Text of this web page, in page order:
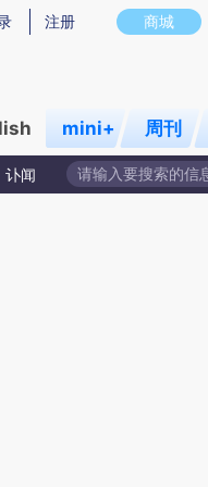
图存在偏差。不代表财新观点
商城
注册
mini+ 周刊
讣闻